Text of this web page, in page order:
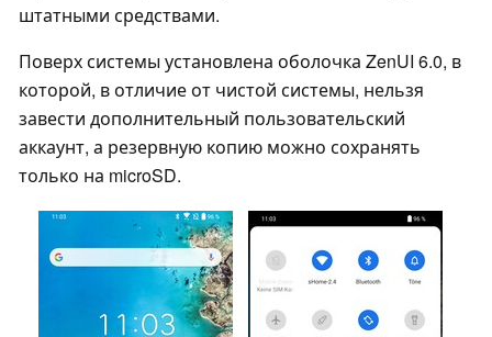
штатными средствами.
Поверх системы установлена оболочка ZenUI 6.0, в
которой, в отличие от чистой системы, нельзя
завести дополнительный пользовательский
аккаунт, а резервную копию можно сохранять
только на microSD.